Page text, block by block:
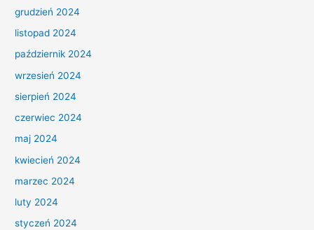
grudzień 2024
listopad 2024
październik 2024
wrzesień 2024
sierpień 2024
czerwiec 2024
maj 2024
kwiecień 2024
marzec 2024
luty 2024
styczeń 2024